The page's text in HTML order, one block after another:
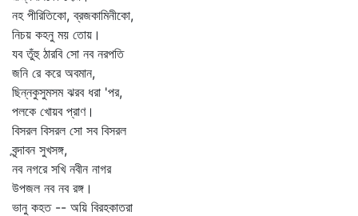
নহ পীরিতিকো, ব্রজকামিনীকো,
নিচয় কহনু ময় তোয়।
যব তুঁহু ঠারবি সো নব নরপতি
জনি রে করে অবমান,
ছিন্নকুসুমসম ঝরব ধরা 'পর,
পলকে খোয়ব প্রাণ।
বিসরল বিসরল সো সব বিসরল
বৃন্দাবন সুখসঙ্গ,
নব নগরে সখি নবীন নাগর
উপজল নব নব রঙ্গ।
ভানু কহত -- অয়ি বিরহকাতরা